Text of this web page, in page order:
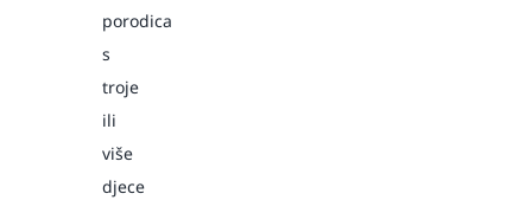
porodica
s
troje
ili
više
djece